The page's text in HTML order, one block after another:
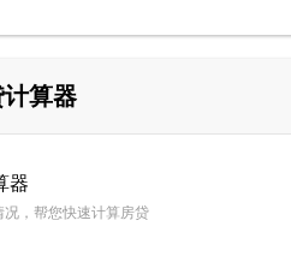
算器
器
况，帮您快速计算房贷